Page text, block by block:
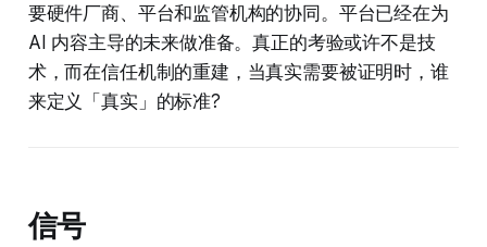
要硬件厂商、平台和监管机构的协同。平台已经在为
AI 内容主导的未来做准备。真正的考验或许不是技
术，而在信任机制的重建，当真实需要被证明时，谁
来定义「真实」的标准?
信号